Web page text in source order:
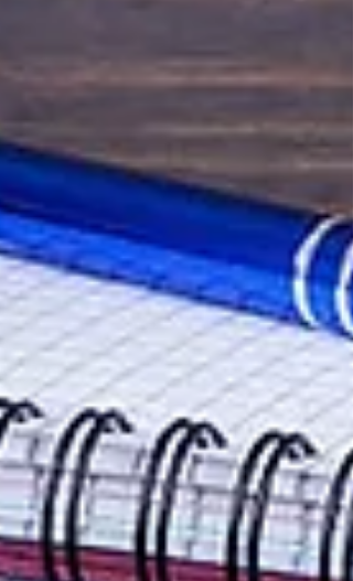
oblasti poznavanja moći kanabisa u teoriji i